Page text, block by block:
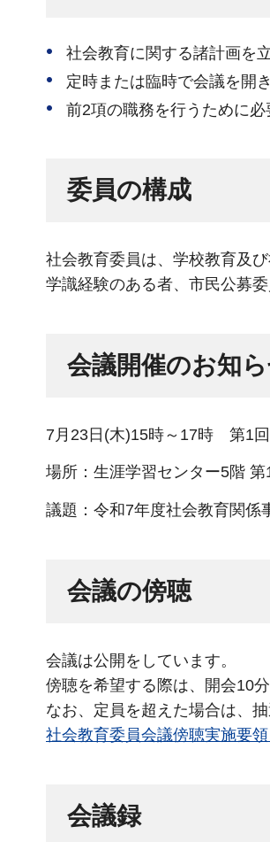
社会教育に関する諸計画を
定時または臨時で会議を開
前2項の職務を行うために必
委員の構成
社会教育委員は、学校教育及
学識経験のある者、市民公募
会議開催のお知
7月23日(木)15時～17時 第1
場所：生涯学習センター5階 第
議題：令和7年度社会教育関係
会議の傍聴
会議は公開をしています。
傍聴を希望する際は、開会10
なお、定員を超えた場合は、抽
社会教育委員会議傍聴実施要領
会議録